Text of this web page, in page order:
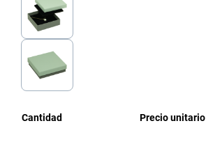
Cantidad Precio unitario